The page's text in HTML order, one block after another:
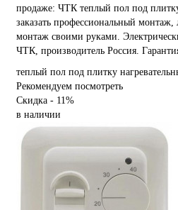
продаже: ЧТК теплый пол под
заказать профессиональный монтаж,
монтаж своими руками.
ЧТК, производитель Россия.
теплый пол под плитку
Рекомендуем посмотреть
Скидка - 11%
в наличии